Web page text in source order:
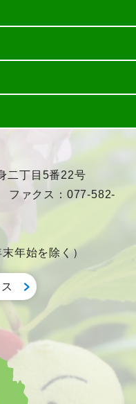
二丁目5番22号
ファクス：077-582-
年始を除く）